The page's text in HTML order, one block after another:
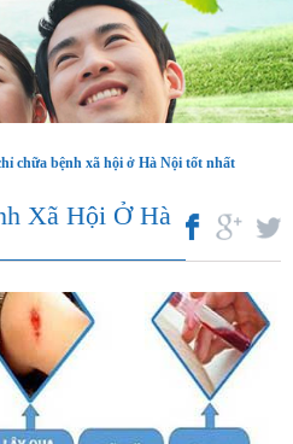
chữa bệnh xã hội ở Hà Nội tốt nhất
Xã Hội Ở Hà